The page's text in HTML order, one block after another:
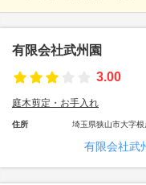
有限会社武州園
3.00
庭木剪定・お手入れ
住所 埼玉県狭山市大字根
有限会社武